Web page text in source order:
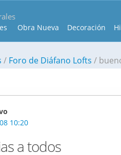
Obra Nueva Decoración
Foro de Diáfano Lofts
10:20
a todos